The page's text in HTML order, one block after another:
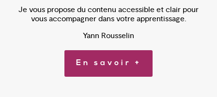
Je vous propose du contenu accessible et clair pour
vous accompagner dans votre apprentissage.
Yann Rousselin
En savoir +